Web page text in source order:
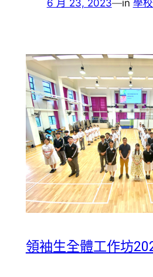
6 月 23, 2023—in 學
領袖生全體工作坊